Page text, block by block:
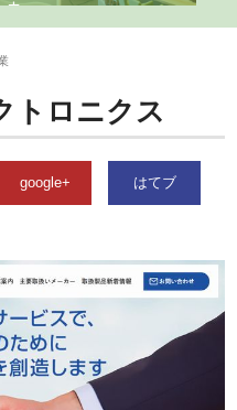
由
トロニクス
google+ はてブ